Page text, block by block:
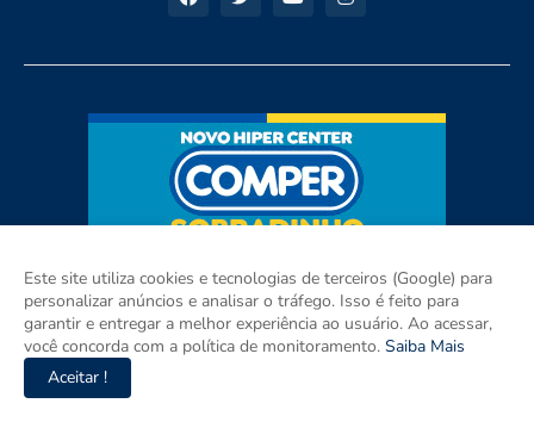
Este site utiliza cookies e tecnologias de terceiros (Google) para
personalizar anúncios e analisar o tráfego. Isso é feito para
garantir e entregar a melhor experiência ao usuário. Ao acessar,
você concorda com a política de monitoramento. Saiba Mais
Aceitar !